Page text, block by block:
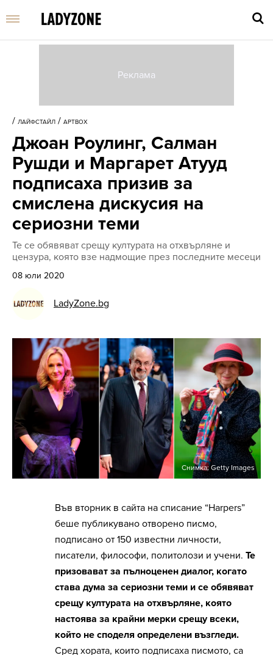
/ ЛАЙФСТАЙЛ / АРТBOX
Джоан Роулинг, Салман
Рушди и Маргарет Атууд
подписаха призив за
смислена дискусия на
сериозни теми
Те се обявяват срещу културата на отхвърляне и
цензура, която взе надмощие през последните месеци
08 юли 2020
LadyZone.bg
Снимка: Getty Images
Във вторник в сайта на списание “Harpers”
беше публикувано отворено писмо,
подписано от 150 известни личности,
писатели, философи, политолози и учени. Те
призовават за пълноценен диалог, когато
става дума за сериозни теми и се обявяват
срещу културата на отхвърляне, която
настоява за крайни мерки срещу всеки,
който не споделя определени възгледи.
Сред хората, които подписаха писмото, са